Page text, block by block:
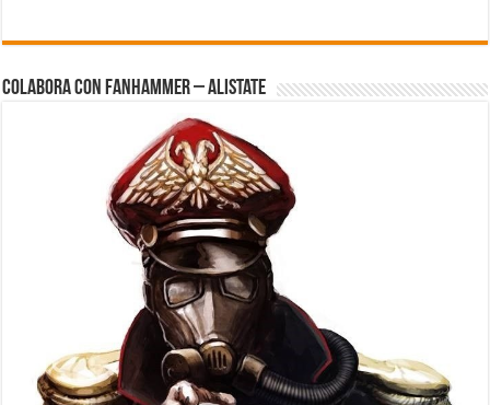
Colabora con FanHammer – Alistate